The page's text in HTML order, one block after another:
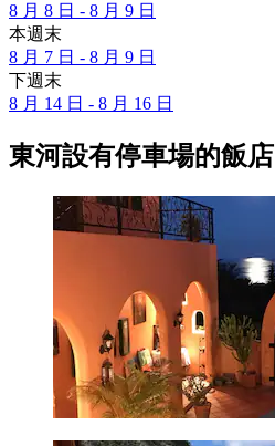
8 月 8 日 - 8 月 9 日
本週末
8 月 7 日 - 8 月 9 日
下週末
8 月 14 日 - 8 月 16 日
東河設有停車場的飯店